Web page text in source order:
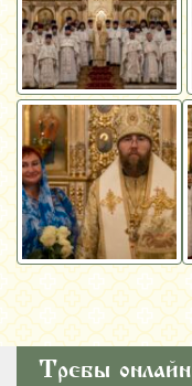
Требы онлайн